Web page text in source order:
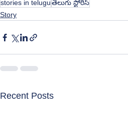
stories in teluguతెలుగు స్టోరీస్
Story
Recent Posts